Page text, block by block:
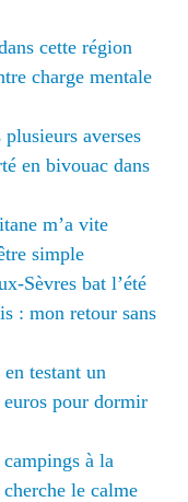
cette région
charge mentale
averses
en bivouac dans
m’a vite
simple
Sèvres bat l’été
: mon retour sans
testant un
pour dormir
à la
le calme